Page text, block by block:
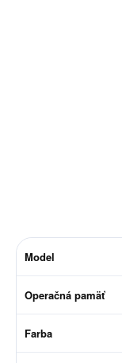
Model
Operačná pamäť
Farba